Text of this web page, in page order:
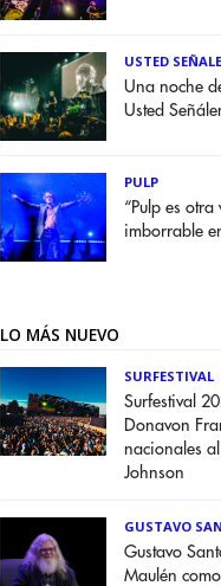
USTED
Una noche
Usted
PULP
“Pulp es
imborrable
LO MÁS NUEVO
SURFESTIVAL
Surfestival
Donavon
nacionales
Johnson
GUSTAVO
Gustavo
Maulén